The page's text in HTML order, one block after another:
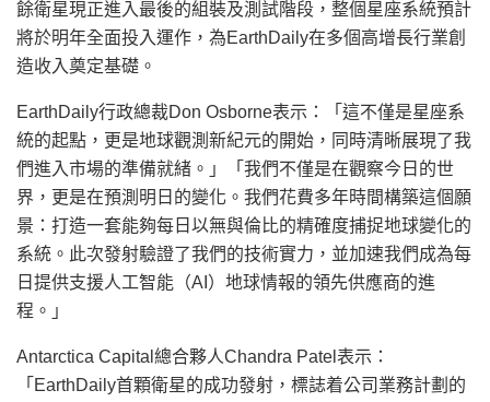
餘衛星現正進入最後的組裝及測試階段，整個星座系統預計
將於明年全面投入運作，為EarthDaily在多個高增長行業創
造收入奠定基礎。
EarthDaily行政總裁Don Osborne表示：「這不僅是星座系
統的起點，更是地球觀測新紀元的開始，同時清晰展現了我
們進入市場的準備就緒。」「我們不僅是在觀察今日的世
界，更是在預測明日的變化。我們花費多年時間構築這個願
景：打造一套能夠每日以無與倫比的精確度捕捉地球變化的
系統。此次發射驗證了我們的技術實力，並加速我們成為每
日提供支援人工智能（AI）地球情報的領先供應商的進
程。」
Antarctica Capital總合夥人Chandra Patel表示：
「EarthDaily首顆衛星的成功發射，標誌着公司業務計劃的